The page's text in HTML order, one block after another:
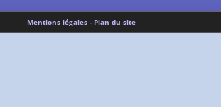
Mentions légales - Plan du site